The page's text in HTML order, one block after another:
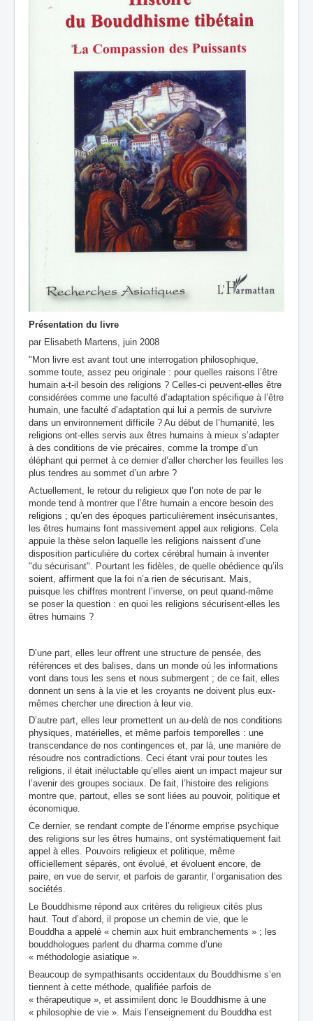
Présentation du livre
par Elisabeth Martens, juin 2008
"Mon livre est avant tout une interrogation philosophique,
somme toute, assez peu originale : pour quelles raisons l’être
humain a-t-il besoin des religions ? Celles-ci peuvent-elles être
considérées comme une faculté d’adaptation spécifique à l’être
humain, une faculté d’adaptation qui lui a permis de survivre
dans un environnement difficile ? Au début de l’humanité, les
religions ont-elles servis aux êtres humains à mieux s’adapter
à des conditions de vie précaires, comme la trompe d’un
éléphant qui permet à ce dernier d’aller chercher les feuilles les
plus tendres au sommet d’un arbre ?
Actuellement, le retour du religieux que l’on note de par le
monde tend à montrer que l’être humain a encore besoin des
religions ; qu’en des époques particulièrement insécurisantes,
les êtres humains font massivement appel aux religions. Cela
appuie la thèse selon laquelle les religions naissent d’une
disposition particulière du cortex cérébral humain à inventer
"du sécurisant". Pourtant les fidèles, de quelle obédience qu’ils
soient, affirment que la foi n’a rien de sécurisant. Mais,
puisque les chiffres montrent l’inverse, on peut quand-même
se poser la question : en quoi les religions sécurisent-elles les
êtres humains ?
D’une part, elles leur offrent une structure de pensée, des
références et des balises, dans un monde où les informations
vont dans tous les sens et nous submergent ; de ce fait, elles
donnent un sens à la vie et les croyants ne doivent plus eux-
mêmes chercher une direction à leur vie.
D’autre part, elles leur promettent un au-delà de nos conditions
physiques, matérielles, et même parfois temporelles : une
transcendance de nos contingences et, par là, une manière de
résoudre nos contradictions. Ceci étant vrai pour toutes les
religions, il était inéluctable qu’elles aient un impact majeur sur
l’avenir des groupes sociaux. De fait, l’histoire des religions
montre que, partout, elles se sont liées au pouvoir, politique et
économique.
Ce dernier, se rendant compte de l’énorme emprise psychique
des religions sur les êtres humains, ont systématiquement fait
appel à elles. Pouvoirs religieux et politique, même
officiellement séparés, ont évolué, et évoluent encore, de
paire, en vue de servir, et parfois de garantir, l’organisation des
sociétés.
Le Bouddhisme répond aux critères du religieux cités plus
haut. Tout d’abord, il propose un chemin de vie, que le
Bouddha a appelé « chemin aux huit embranchements » ; les
bouddhologues parlent du dharma comme d’une
« méthodologie asiatique ».
Beaucoup de sympathisants occidentaux du Bouddhisme s’en
tiennent à cette méthode, qualifiée parfois de
« thérapeutique », et assimilent donc le Bouddhisme à une
« philosophie de vie ». Mais l’enseignement du Bouddha est